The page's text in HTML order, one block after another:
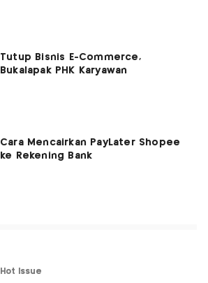
Tutup Bisnis E-Commerce,
Bukalapak PHK Karyawan
Cara Mencairkan PayLater Shopee
ke Rekening Bank
Hot Issue